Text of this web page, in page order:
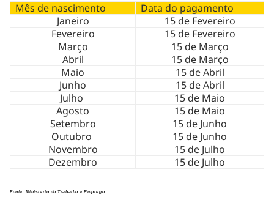
Mês de nascimento
Data do pagamento
Janeiro
15 de Fevereiro
Fevereiro
15 de Fevereiro
Março
15 de Março
Abril
15 de Março
Maio
15 de Abril
Junho
15 de Abril
Julho
15 de Maio
Agosto
15 de Maio
Setembro
15 de Junho
Outubro
15 de Junho
Novembro
15 de Julho
Dezembro
15 de Julho
Fonte: Ministério do Trabalho e Emprego